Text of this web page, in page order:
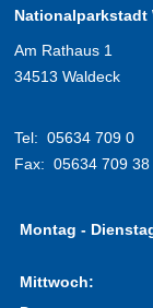
Nationalparkstadt
Am Rathaus 1
34513 Waldeck
Tel: 05634 709 0
Fax: 05634 709 38
Montag -
Mittwoch: